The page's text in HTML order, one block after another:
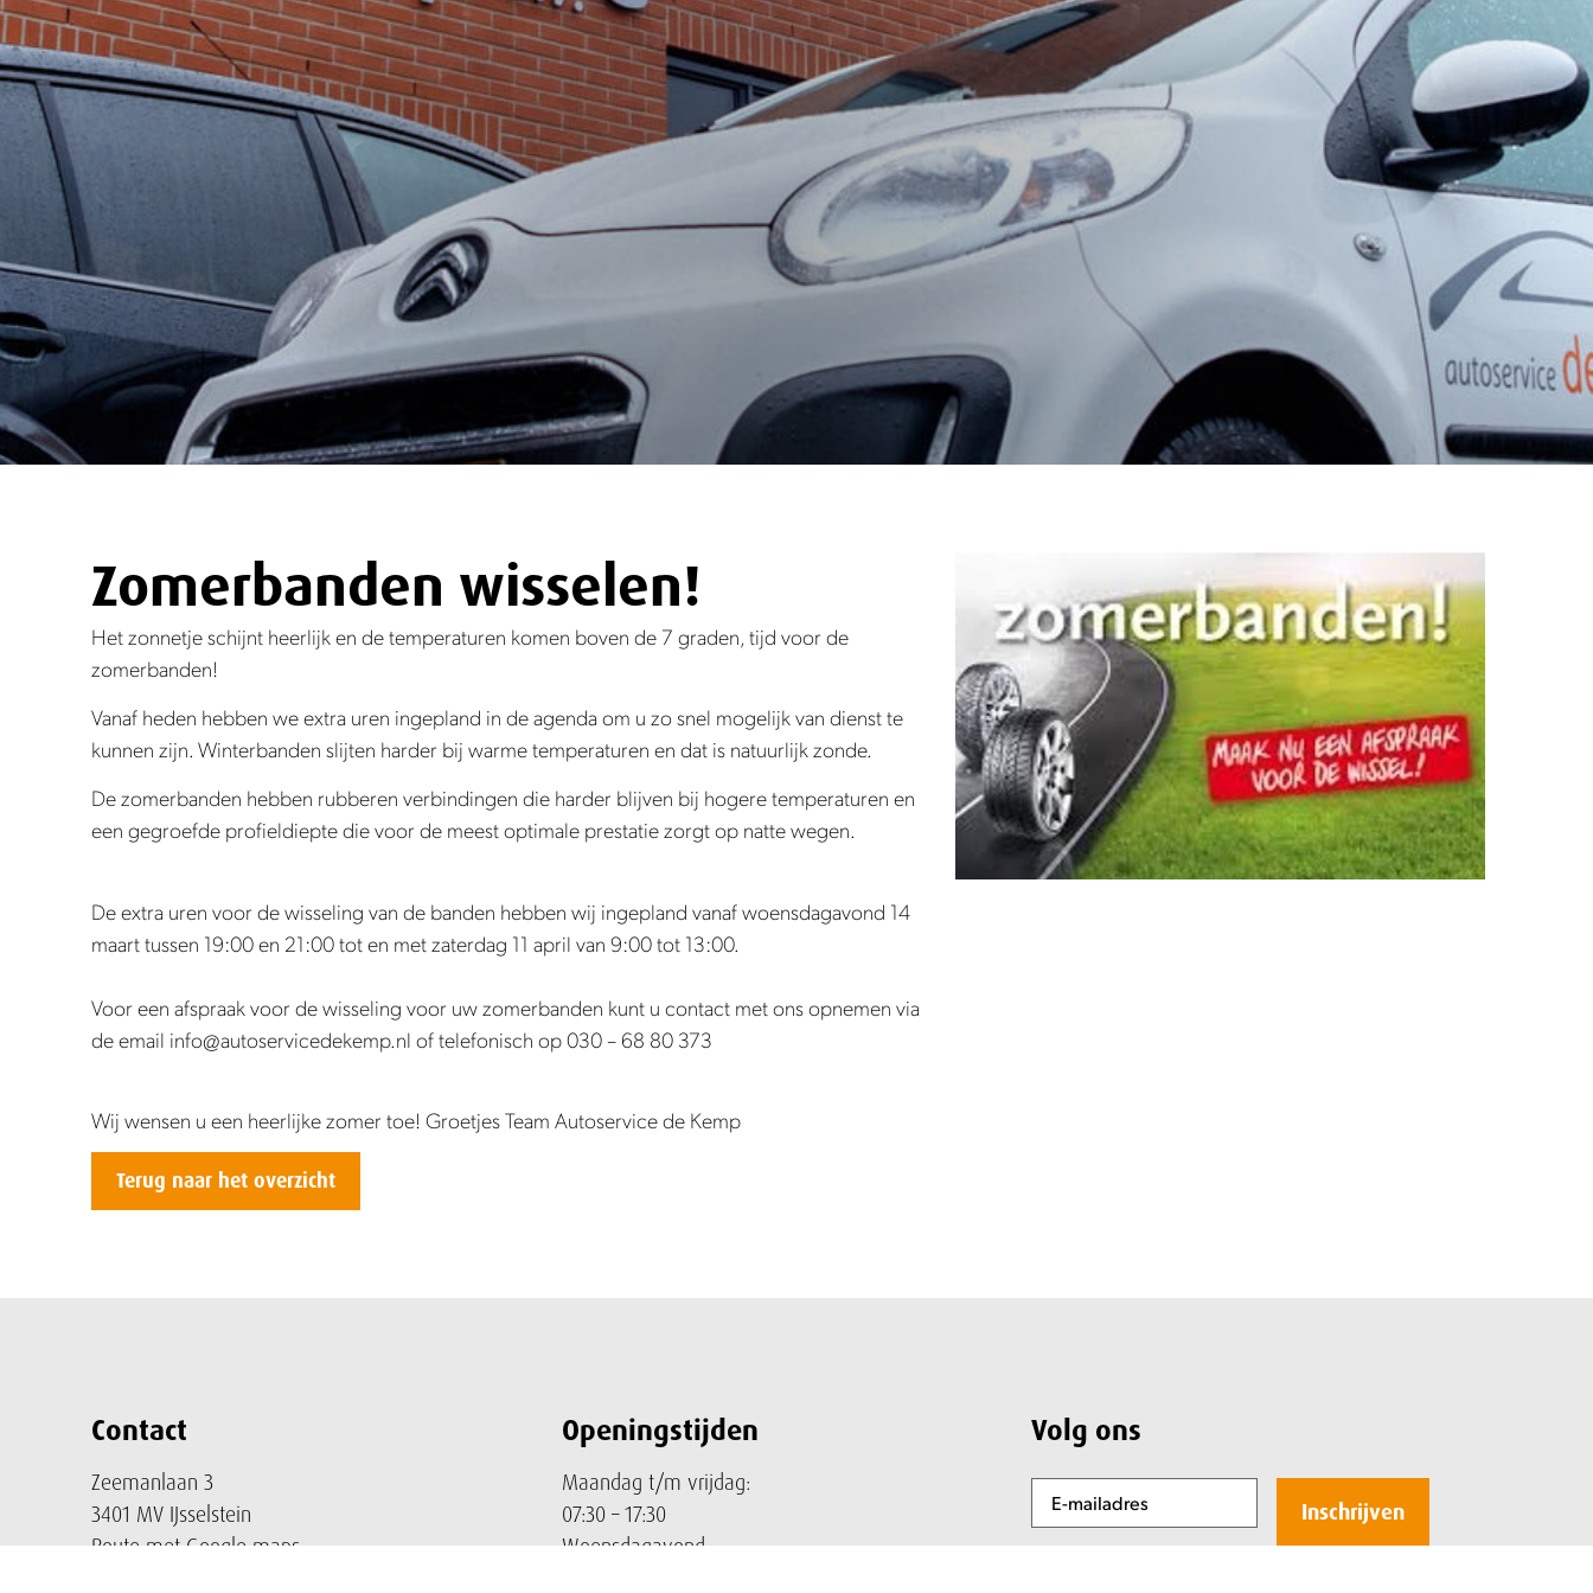
Zomerbanden wisselen!
Het zonnetje schijnt heerlijk en de temperaturen komen boven de 7 graden, tijd voor de
zomerbanden!
Vanaf heden hebben we extra uren ingepland in de agenda om u zo snel mogelijk van dienst te
kunnen zijn. Winterbanden slijten harder bij warme temperaturen en dat is natuurlijk zonde.
De zomerbanden hebben rubberen verbindingen die harder blijven bij hogere temperaturen en
een gegroefde profieldiepte die voor de meest optimale prestatie zorgt op natte wegen.
De extra uren voor de wisseling van de banden hebben wij ingepland vanaf woensdagavond 14
maart tussen 19:00 en 21:00 tot en met zaterdag 11 april van 9:00 tot 13:00.
Voor een afspraak voor de wisseling voor uw zomerbanden kunt u contact met ons opnemen via
de email info@autoservicedekemp.nl of telefonisch op 030 – 68 80 373
Wij wensen u een heerlijke zomer toe! Groetjes Team Autoservice de Kemp
Terug naar het overzicht
Contact
Zeemanlaan 3
3401 MV IJsselstein
Route met Google maps
Openingstijden
Maandag t/m vrijdag:
07:30 – 17:30
Woensdagavond:
Volg ons
E-
mailadres(Vereist)